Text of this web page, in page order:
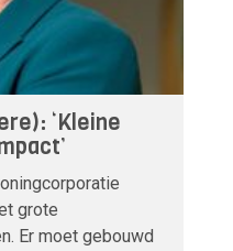
‘Kleine
grote
Er moet gebouwd